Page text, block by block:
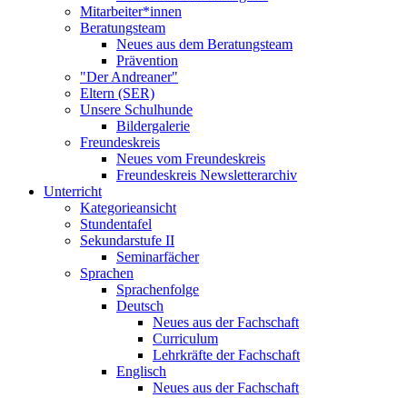
Mitarbeiter*innen
Beratungsteam
Neues aus dem Beratungsteam
Prävention
"Der Andreaner"
Eltern (SER)
Unsere Schulhunde
Bildergalerie
Freundeskreis
Neues vom Freundeskreis
Freundeskreis Newsletterarchiv
Unterricht
Kategorieansicht
Stundentafel
Sekundarstufe II
Seminarfächer
Sprachen
Sprachenfolge
Deutsch
Neues aus der Fachschaft
Curriculum
Lehrkräfte der Fachschaft
Englisch
Neues aus der Fachschaft